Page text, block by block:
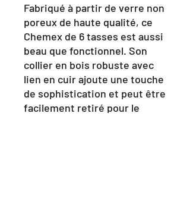
Fabriqué à partir de verre non
poreux de haute qualité, ce
Chemex de 6 tasses est aussi
beau que fonctionnel. Son
collier en bois robuste avec
lien en cuir ajoute une touche
de sophistication et peut être
facilement retiré pour le